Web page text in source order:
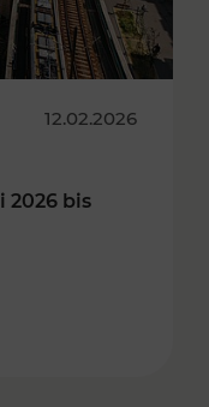
12.02.2026
2026 bis